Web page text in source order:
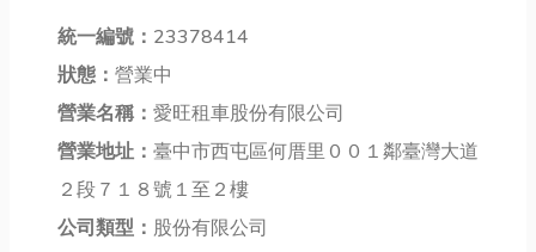
承受著各種髒
污的侵襲，就
一樣，需要定
期清潔才能保
持健康。那
需要清洗一次
感冒，而是惱
心，這篇文章
將會帶你一起
了解換季過敏
事，以及有哪
水平尺、記錄
統一編號： 23378414
狀態： 營業中
營業名稱： 愛旺租車股份有限公司
營業地址： 臺中市西屯區何厝里００１鄰臺灣大道
２段７１８號１至２樓
公司類型： 股份有限公司